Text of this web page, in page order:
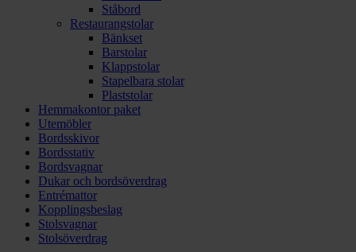
Ståbord
Restaurangstolar
Bänkset
Barstolar
Klappstolar
Stapelbara stolar
Plaststolar
Hemmakontor paket
Utemöbler
Bordsskivor
Bordsstativ
Bordsvagnar
Dukar och bordsöverdrag
Entrémattor
Kopplingsbeslag
Stolsvagnar
Stolsöverdrag